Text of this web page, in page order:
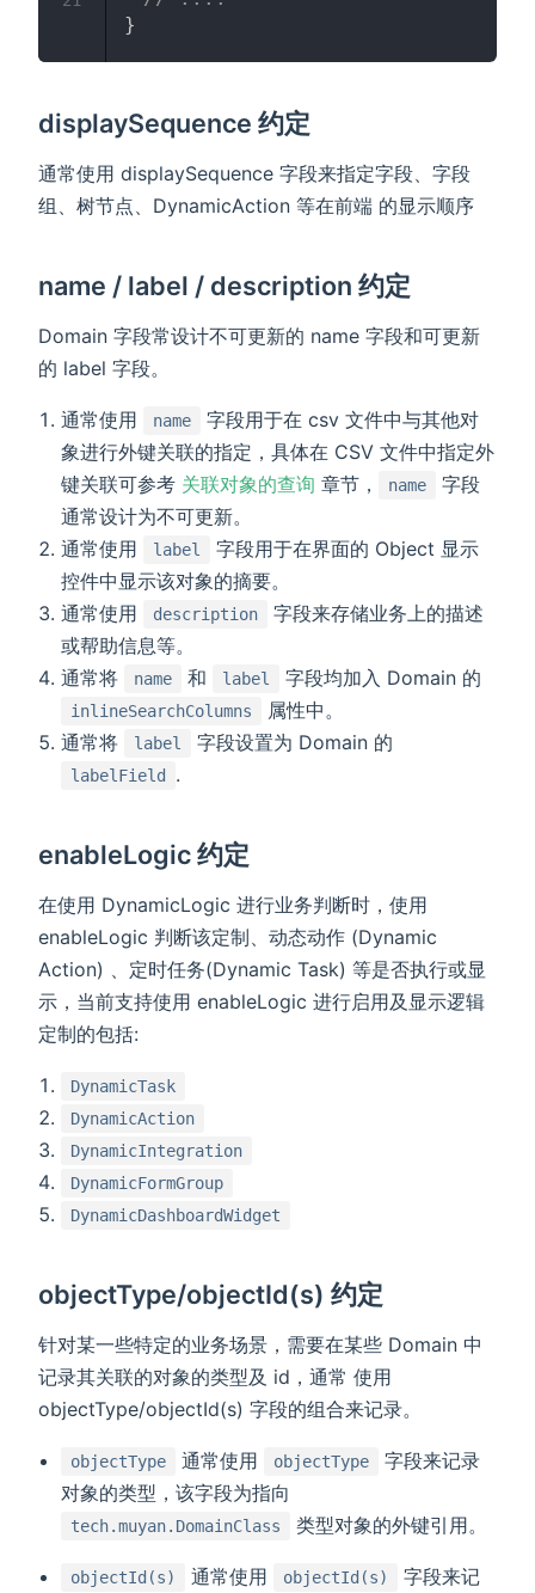
}
displaySequence 约定
通常使用 displaySequence 字段来指定字段、字段
组、树节点、DynamicAction 等在前端 的显示顺序
name / label / description 约定
Domain 字段常设计不可更新的 name 字段和可更新
的 label 字段。
通常使用 name
字段用于在 csv 文件中与其他对
象进行外键关联的指定，具体在 CSV 文件中指定外
键关联可参考 关联对象的查询 章节， name
字段
通常设计为不可更新。
通常使用
label
字段用于在界面的 Object 显示
控件中显示该对象的摘要。
通常使用
description
字段来存储业务上的描述
或帮助信息等。
通常将
name 和 label 字段均加入 Domain 的
inlineSearchColumns
属性中。
通常将
label 字段设置为 Domain 的
labelField .
enableLogic 约定
在使用 DynamicLogic 进行业务判断时，使用
enableLogic 判断该定制、动态动作 (Dynamic
Action) 、定时任务(Dynamic Task) 等是否执行或显
示，当前支持使用 enableLogic 进行启用及显示逻辑
定制的包括:
DynamicTask
DynamicAction
DynamicIntegration
DynamicFormGroup
DynamicDashboardWidget
objectType/objectId(s) 约定
针对某一些特定的业务场景，需要在某些 Domain 中
记录其关联的对象的类型及 id，通常 使用
objectType/objectId(s) 字段的组合来记录。
objectType 通常使用 objectType
字段来记录
对象的类型，该字段为指向
tech.muyan.DomainClass 类型对象的外键引用。
objectId(s) 通常使用 objectId(s)
字段来记